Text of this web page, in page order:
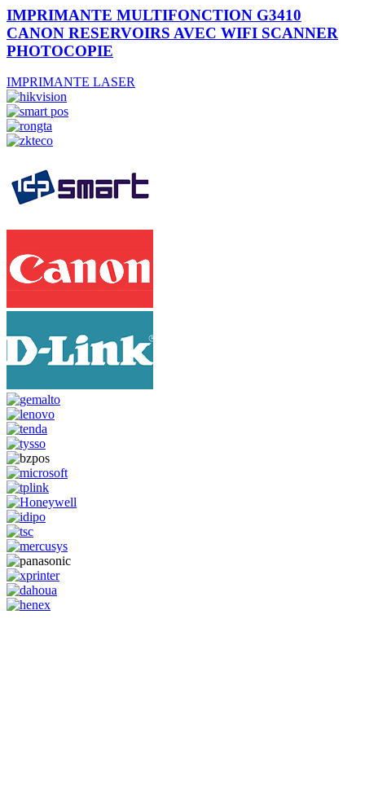
IMPRIMANTE MULTIFONCTION G3410
CANON RESERVOIRS AVEC WIFI SCANNER
PHOTOCOPIE
IMPRIMANTE LASER